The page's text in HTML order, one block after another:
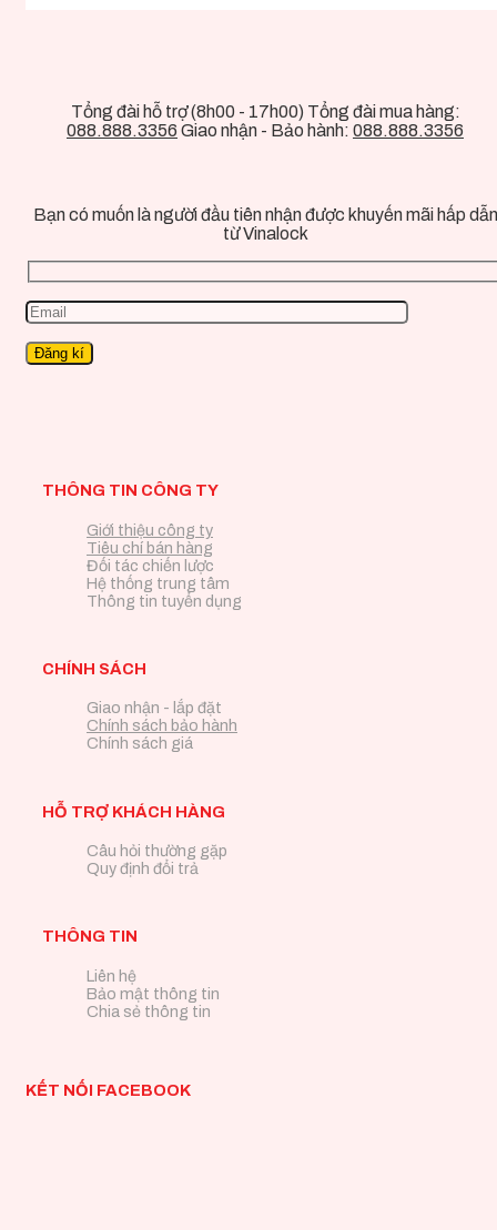
Tổng đài hỗ trợ (8h00 - 17h00) Tổng đài mua hàng:
088.888.3356 Giao nhận - Bảo hành: 088.888.3356
Bạn có muốn là người đầu tiên nhận được khuyến mãi hấp dẫn
từ Vinalock
THÔNG TIN CÔNG TY
Giới thiệu công ty
Tiêu chí bán hàng
Đối tác chiến lược
Hệ thống trung tâm
Thông tin tuyển dụng
CHÍNH SÁCH
Giao nhận - lắp đặt
Chính sách bảo hành
Chính sách giá
HỖ TRỢ KHÁCH HÀNG
Câu hỏi thường gặp
Quy định đổi trả
THÔNG TIN
Liên hệ
Bảo mật thông tin
Chia sẻ thông tin
KẾT NỐI FACEBOOK